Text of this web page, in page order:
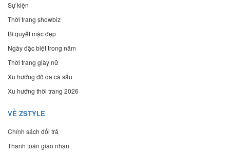
Sự kiện
Thời trang showbiz
Bí quyết mặc đẹp
Ngày đặc biệt trong năm
Thời trang giày nữ
Xu hướng đồ da cá sấu
Xu hướng thời trang 2026
VỀ ZSTYLE
Chính sách đổi trả
Thanh toán giao nhận